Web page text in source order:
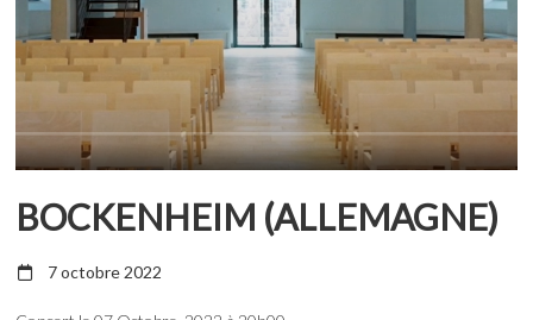
BOCKENHEIM (ALLEMAGNE)
7 octobre 2022